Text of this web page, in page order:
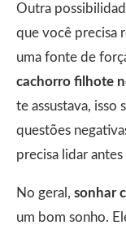
Outra
que você precisa
uma fonte de
cachorro filhote
te assustava, isso
questões
precisa lidar
No geral, sonhar
um bom sonho.